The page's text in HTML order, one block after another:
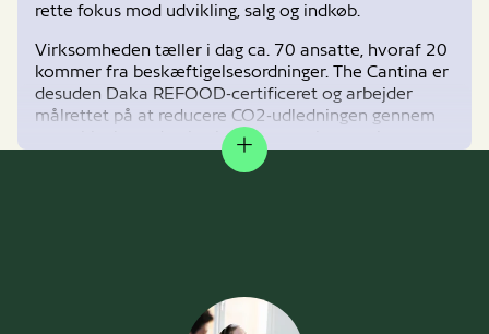
rette fokus mod udvikling, salg og indkøb.
Virksomheden tæller i dag ca. 70 ansatte, hvoraf 20
kommer fra beskæftigelsesordninger. The Cantina er
desuden Daka REFOOD-certificeret og arbejder
målrettet på at reducere CO2-udledningen gennem
en række bæredygtige indsatser og innovation.
The CantinaExpand